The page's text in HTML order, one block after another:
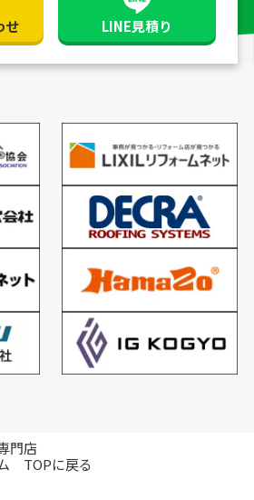
せ LINE見積り
門店
TOPに戻る